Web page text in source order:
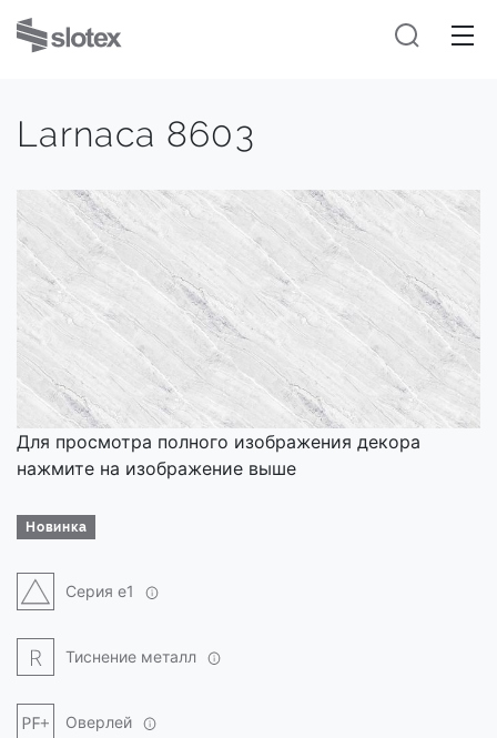
Larnaca 8603
Для просмотра полного изображения декора
нажмите на изображение выше
Новинка
Серия e1
Тиснение металл
Оверлей